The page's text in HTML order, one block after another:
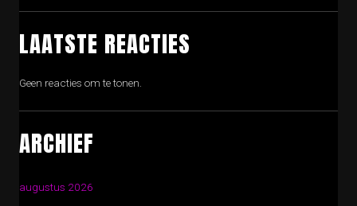
LAATSTE REACTIES
Geen reacties om te tonen.
ARCHIEF
augustus 2026